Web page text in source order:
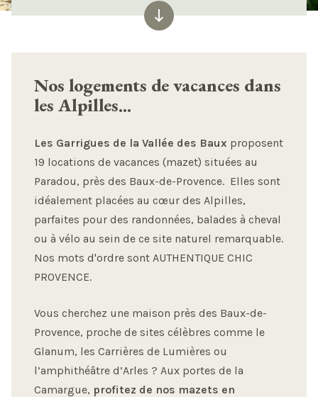
keyboard_backspace
Nos logements de vacances dans
les Alpilles...
Les Garrigues de la Vallée des Baux proposent
19 locations de vacances (mazet) situées au
Paradou, près des Baux-de-Provence. Elles sont
idéalement placées au cœur des Alpilles,
parfaites pour des randonnées, balades à cheval
ou à vélo au sein de ce site naturel remarquable.
Nos mots d'ordre sont AUTHENTIQUE CHIC
PROVENCE.
Vous cherchez une maison près des Baux-de-
Provence, proche de sites célèbres comme le
Glanum, les Carrières de Lumières ou
l’amphithéâtre d’Arles ? Aux portes de la
Camargue, profitez de nos mazets en